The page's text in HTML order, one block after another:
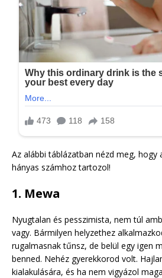
Az alábbi táblázatban nézd meg, hogy
hányas számhoz tartozol!
1. Mewa
Nyugtalan és pesszimista, nem túl
vagy. Bármilyen helyzethez
rugalmasnak tűnsz, de belül egy igen
benned. Nehéz gyerekkorod volt.
kialakulására, és ha nem vigyázol